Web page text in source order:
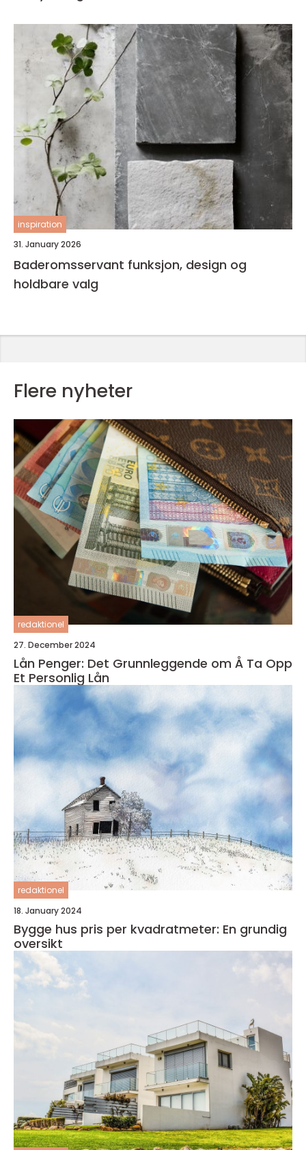
inspiration
31. January 2026
Baderomsservant funksjon, design og
holdbare valg
Flere nyheter
redaktionel
27. December 2024
Lån Penger: Det Grunnleggende om Å Ta Opp
Et Personlig Lån
redaktionel
18. January 2024
Bygge hus pris per kvadratmeter: En grundig
oversikt